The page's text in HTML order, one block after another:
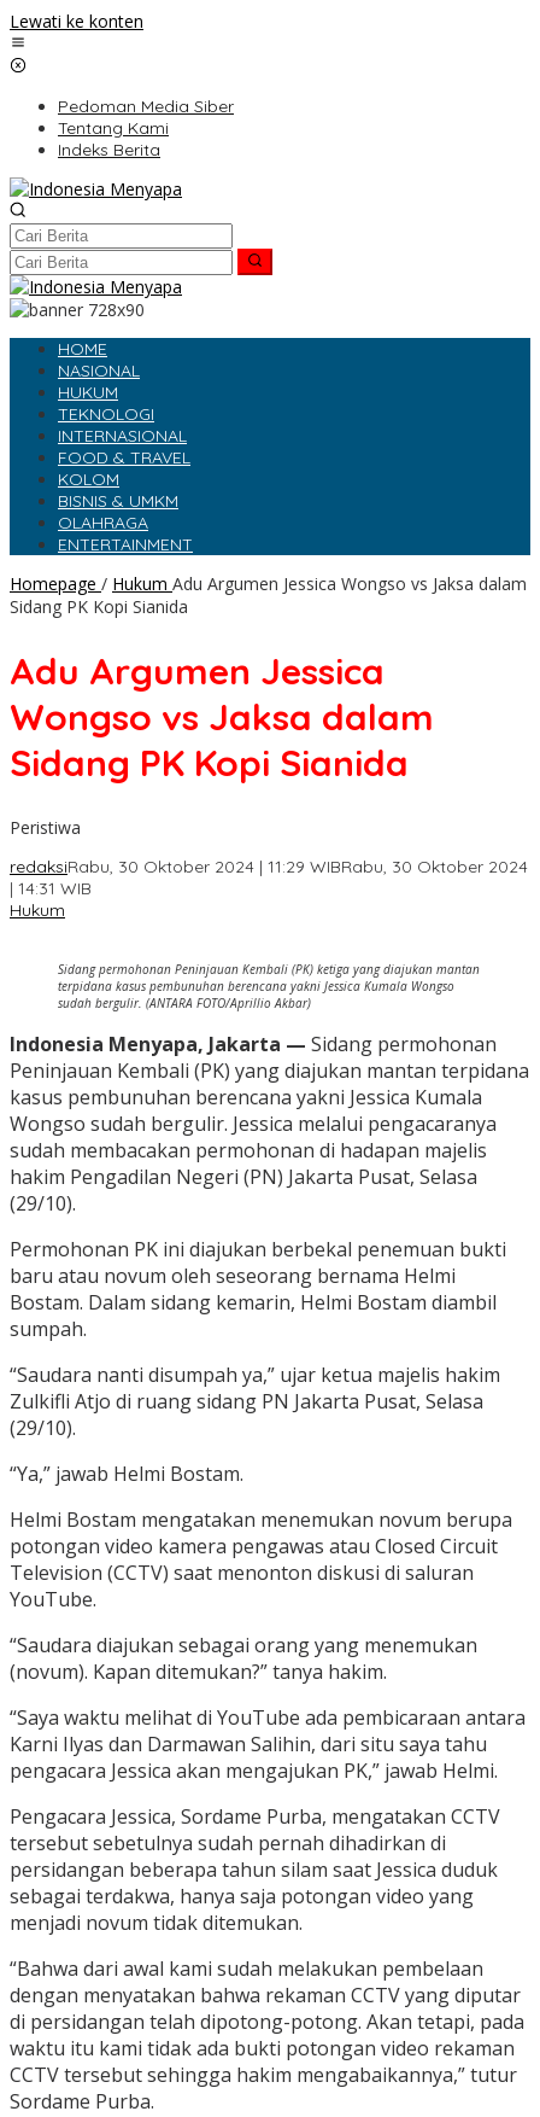
Lewati ke konten
Pedoman Media Siber
Tentang Kami
Indeks Berita
HOME
NASIONAL
HUKUM
TEKNOLOGI
INTERNASIONAL
FOOD & TRAVEL
KOLOM
BISNIS & UMKM
OLAHRAGA
ENTERTAINMENT
Homepage / Hukum Adu Argumen Jessica Wongso vs Jaksa dalam
Sidang PK Kopi Sianida
Adu Argumen Jessica
Wongso vs Jaksa dalam
Sidang PK Kopi Sianida
Peristiwa
redaksiRabu, 30 Oktober 2024 | 11:29 WIBRabu, 30 Oktober 2024
| 14:31 WIB
Hukum
Sidang permohonan Peninjauan Kembali (PK) ketiga yang diajukan mantan
terpidana kasus pembunuhan berencana yakni Jessica Kumala Wongso
sudah bergulir. (ANTARA FOTO/Aprillio Akbar)
Indonesia Menyapa, Jakarta — Sidang permohonan
Peninjauan Kembali (PK) yang diajukan mantan terpidana
kasus pembunuhan berencana yakni Jessica Kumala
Wongso sudah bergulir. Jessica melalui pengacaranya
sudah membacakan permohonan di hadapan majelis
hakim Pengadilan Negeri (PN) Jakarta Pusat, Selasa
(29/10).
Permohonan PK ini diajukan berbekal penemuan bukti
baru atau novum oleh seseorang bernama Helmi
Bostam. Dalam sidang kemarin, Helmi Bostam diambil
sumpah.
“Saudara nanti disumpah ya,” ujar ketua majelis hakim
Zulkifli Atjo di ruang sidang PN Jakarta Pusat, Selasa
(29/10).
“Ya,” jawab Helmi Bostam.
Helmi Bostam mengatakan menemukan novum berupa
potongan video kamera pengawas atau Closed Circuit
Television (CCTV) saat menonton diskusi di saluran
YouTube.
“Saudara diajukan sebagai orang yang menemukan
(novum). Kapan ditemukan?” tanya hakim.
“Saya waktu melihat di YouTube ada pembicaraan antara
Karni Ilyas dan Darmawan Salihin, dari situ saya tahu
pengacara Jessica akan mengajukan PK,” jawab Helmi.
Pengacara Jessica, Sordame Purba, mengatakan CCTV
tersebut sebetulnya sudah pernah dihadirkan di
persidangan beberapa tahun silam saat Jessica duduk
sebagai terdakwa, hanya saja potongan video yang
menjadi novum tidak ditemukan.
“Bahwa dari awal kami sudah melakukan pembelaan
dengan menyatakan bahwa rekaman CCTV yang diputar
di persidangan telah dipotong-potong. Akan tetapi, pada
waktu itu kami tidak ada bukti potongan video rekaman
CCTV tersebut sehingga hakim mengabaikannya,” tutur
Sordame Purba.